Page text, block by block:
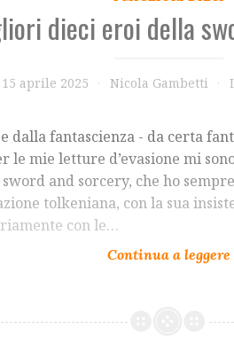
dieci eroi della
15 aprile 2025 Nicola Gambetti
dalla fantascienza - da certa
le mie letture d’evasione mi
sword and sorcery, che ho
tolkeniana, con la sua
con le…